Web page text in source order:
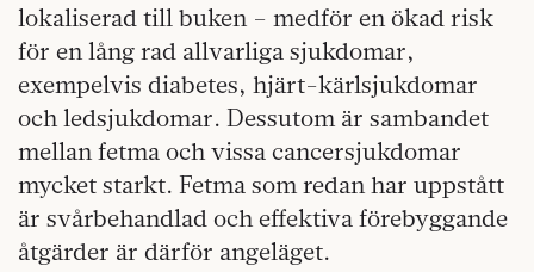
lokaliserad till buken – medför en ökad risk
för en lång rad allvarliga sjukdomar,
exempelvis diabetes, hjärt-kärlsjukdomar
och ledsjukdomar. Dessutom är sambandet
mellan fetma och vissa cancersjukdomar
mycket starkt. Fetma som redan har uppstått
är svårbehandlad och effektiva förebyggande
åtgärder är därför angeläget.